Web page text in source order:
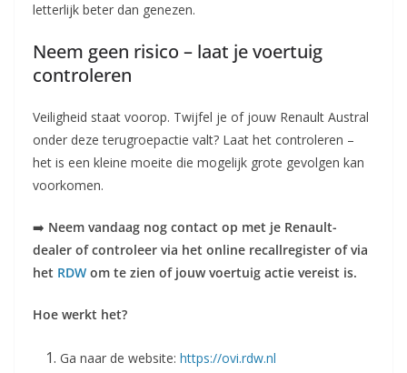
letterlijk beter dan genezen.
Neem geen risico – laat je voertuig
controleren
Veiligheid staat voorop. Twijfel je of jouw Renault Austral
onder deze terugroepactie valt? Laat het controleren –
het is een kleine moeite die mogelijk grote gevolgen kan
voorkomen.
➡️ Neem vandaag nog contact op met je Renault-
dealer of controleer via het online recallregister of via
het RDW om te zien of jouw voertuig actie vereist is.
Hoe werkt het?
Ga naar de website: https://ovi.rdw.nl